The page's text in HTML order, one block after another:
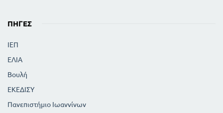
ΠΗΓΈΣ
ΙΕΠ
ΕΛΙΑ
Βουλή
ΕΚΕΔΙΣΥ
Πανεπιστήμιο Ιωαννίνων